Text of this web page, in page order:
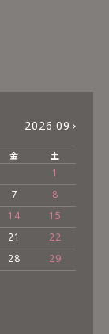
2026.09
金 土
1
7
8
14
15
21
22
28
29